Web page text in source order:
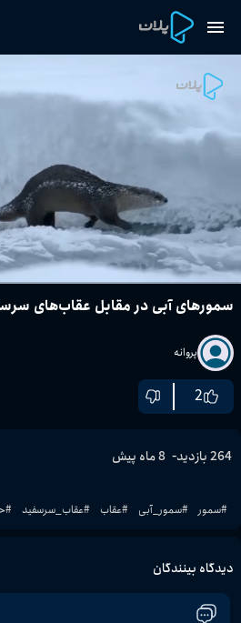
سمورهای آبی در مقابل عقاب‌های
پروانه
2
264بازدید- 8 ماه پیش
#سمور #سمور_آبی #عقاب #عقاب_سرسفید #
دیدگاه بینندگان